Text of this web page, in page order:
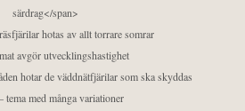
särdrag</span>
hotas av allt torrare somrar
avgör utvecklingshastighet
hotar de väddnätfjärilar som ska skyddas
tema med många variationer